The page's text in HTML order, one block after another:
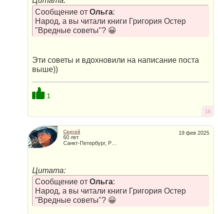
Сообщение от Ольга:
Народ, а вы читали книги Григория Остер
"Вредные советы"? 😀
Эти советы и вдохновили на написание поста
выше))
1
16
19 фев 2025
Сергей
60 лет
Санкт-Петербург, Россия
Цитата:
Сообщение от Ольга:
Народ, а вы читали книги Григория Остер
"Вредные советы"? 😀